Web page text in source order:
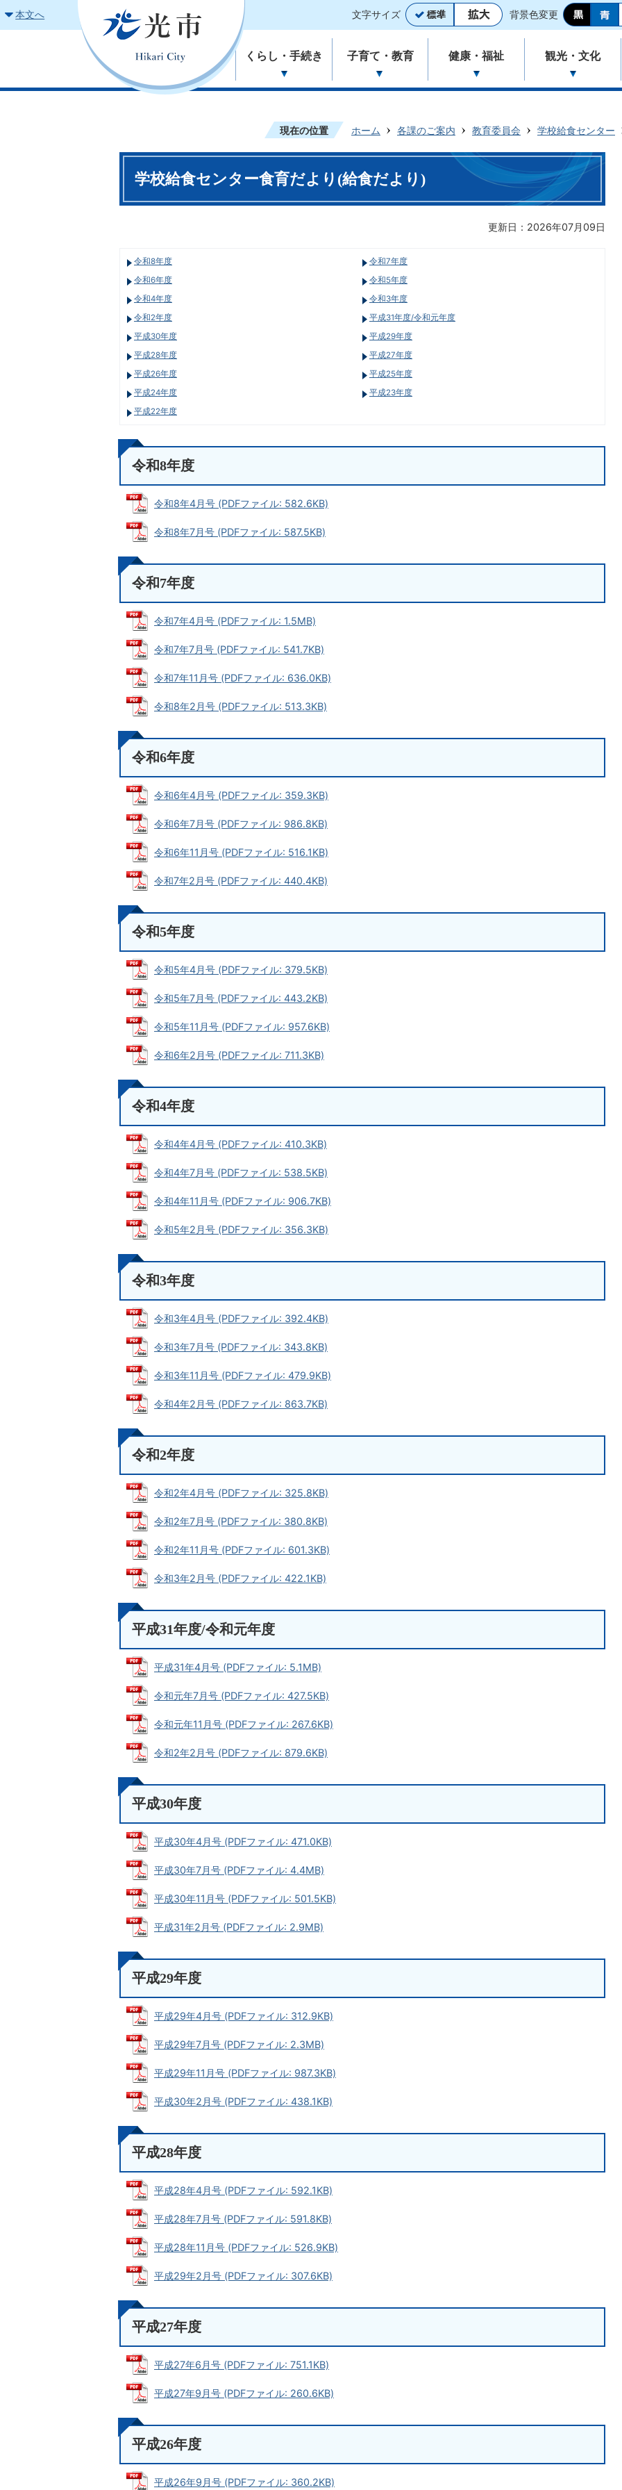
本文へ 文字サイズ 背景色変更
くらし・手続き 子育て・教育 健康・福祉 観光・文化
現在の位置 ホーム 各課のご案内 教育委員会 学校給食センター
学校給食センター食育だより(給食だより)
更新日：2026年07月09日
令和8年度
令和7年度
令和6年度
令和5年度
令和4年度
令和3年度
令和2年度
平成31年度/令和元年度
平成30年度
平成29年度
平成28年度
平成27年度
平成26年度
平成25年度
平成24年度
平成23年度
平成22年度
令和8年度
令和8年4月号 (PDFファイル: 582.6KB)
令和8年7月号 (PDFファイル: 587.5KB)
令和7年度
令和7年4月号 (PDFファイル: 1.5MB)
令和7年7月号 (PDFファイル: 541.7KB)
令和7年11月号 (PDFファイル: 636.0KB)
令和8年2月号 (PDFファイル: 513.3KB)
令和6年度
令和6年4月号 (PDFファイル: 359.3KB)
令和6年7月号 (PDFファイル: 986.8KB)
令和6年11月号 (PDFファイル: 516.1KB)
令和7年2月号 (PDFファイル: 440.4KB)
令和5年度
令和5年4月号 (PDFファイル: 379.5KB)
令和5年7月号 (PDFファイル: 443.2KB)
令和5年11月号 (PDFファイル: 957.6KB)
令和6年2月号 (PDFファイル: 711.3KB)
令和4年度
令和4年4月号 (PDFファイル: 410.3KB)
令和4年7月号 (PDFファイル: 538.5KB)
令和4年11月号 (PDFファイル: 906.7KB)
令和5年2月号 (PDFファイル: 356.3KB)
令和3年度
令和3年4月号 (PDFファイル: 392.4KB)
令和3年7月号 (PDFファイル: 343.8KB)
令和3年11月号 (PDFファイル: 479.9KB)
令和4年2月号 (PDFファイル: 863.7KB)
令和2年度
令和2年4月号 (PDFファイル: 325.8KB)
令和2年7月号 (PDFファイル: 380.8KB)
令和2年11月号 (PDFファイル: 601.3KB)
令和3年2月号 (PDFファイル: 422.1KB)
平成31年度/令和元年度
平成31年4月号 (PDFファイル: 5.1MB)
令和元年7月号 (PDFファイル: 427.5KB)
令和元年11月号 (PDFファイル: 267.6KB)
令和2年2月号 (PDFファイル: 879.6KB)
平成30年度
平成30年4月号 (PDFファイル: 471.0KB)
平成30年7月号 (PDFファイル: 4.4MB)
平成30年11月号 (PDFファイル: 501.5KB)
平成31年2月号 (PDFファイル: 2.9MB)
平成29年度
平成29年4月号 (PDFファイル: 312.9KB)
平成29年7月号 (PDFファイル: 2.3MB)
平成29年11月号 (PDFファイル: 987.3KB)
平成30年2月号 (PDFファイル: 438.1KB)
平成28年度
平成28年4月号 (PDFファイル: 592.1KB)
平成28年7月号 (PDFファイル: 591.8KB)
平成28年11月号 (PDFファイル: 526.9KB)
平成29年2月号 (PDFファイル: 307.6KB)
平成27年度
平成27年6月号 (PDFファイル: 751.1KB)
平成27年9月号 (PDFファイル: 260.6KB)
平成26年度
平成26年9月号 (PDFファイル: 360.2KB)